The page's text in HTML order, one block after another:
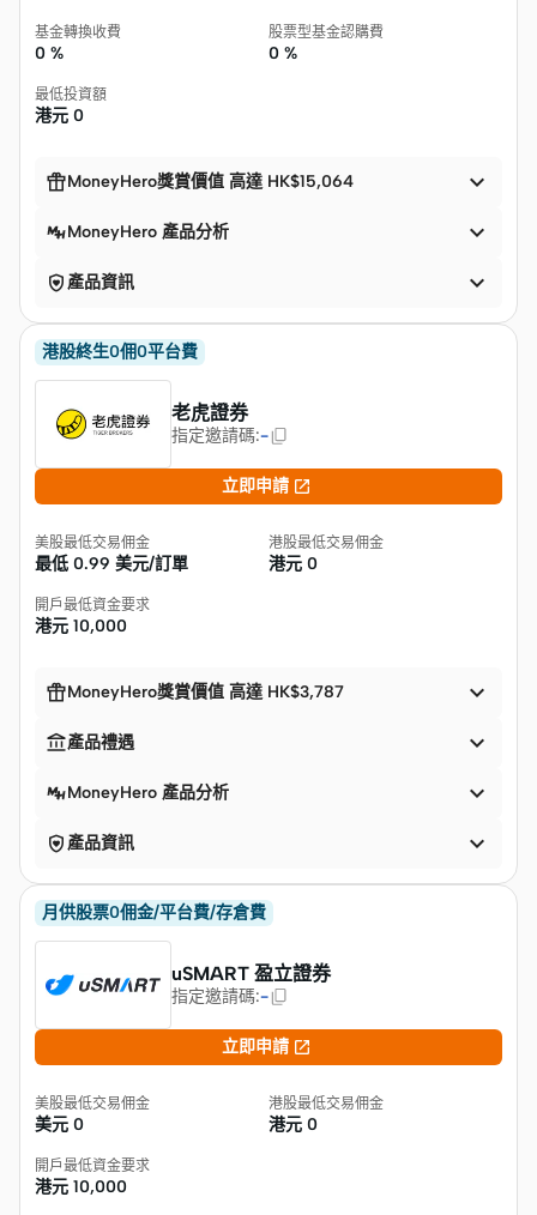
基金轉換收費
0 %
股票型基金認購費
0 %
最低投資額
港元 0
MoneyHero獎賞價值 高達 HK$15,064 
MoneyHero 產品分析 
 產品資訊 
港股終生0佣0平台費
老虎證券
指定邀請碼:-
立即申請 
美股最低交易佣金
最低 0.99 美元/訂單
港股最低交易佣金
港元 0
開戶最低資金要求
港元 10,000
MoneyHero獎賞價值 高達 HK$3,787 
產品禮遇 
MoneyHero 產品分析 
 產品資訊 
月供股票0佣金/平台費/存倉費
uSMART 盈立證券
指定邀請碼:-
立即申請 
美股最低交易佣金
美元 0
港股最低交易佣金
港元 0
開戶最低資金要求
港元 10,000